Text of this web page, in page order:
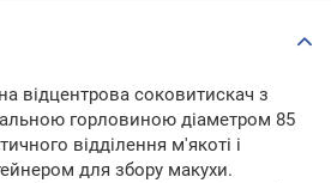
відцентрова соковитискач з
горловиною діаметром 85
відділення м'якоті і
для збору макухи.